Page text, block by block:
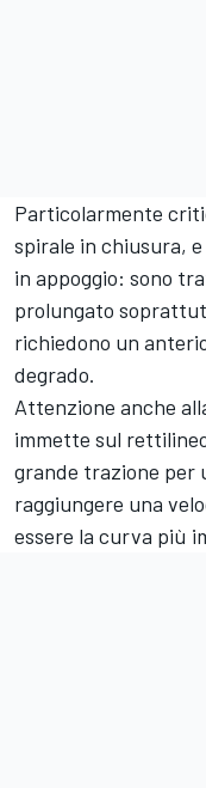
Particolarmente
spirale in chiusura,
in appoggio: sono
prolungato
richiedono un
degrado.
Attenzione anche
immette sul
grande trazione per
raggiungere una
essere la curva più